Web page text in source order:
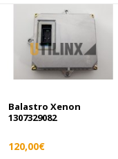
Balastro Xenon
1307329082
120,00€